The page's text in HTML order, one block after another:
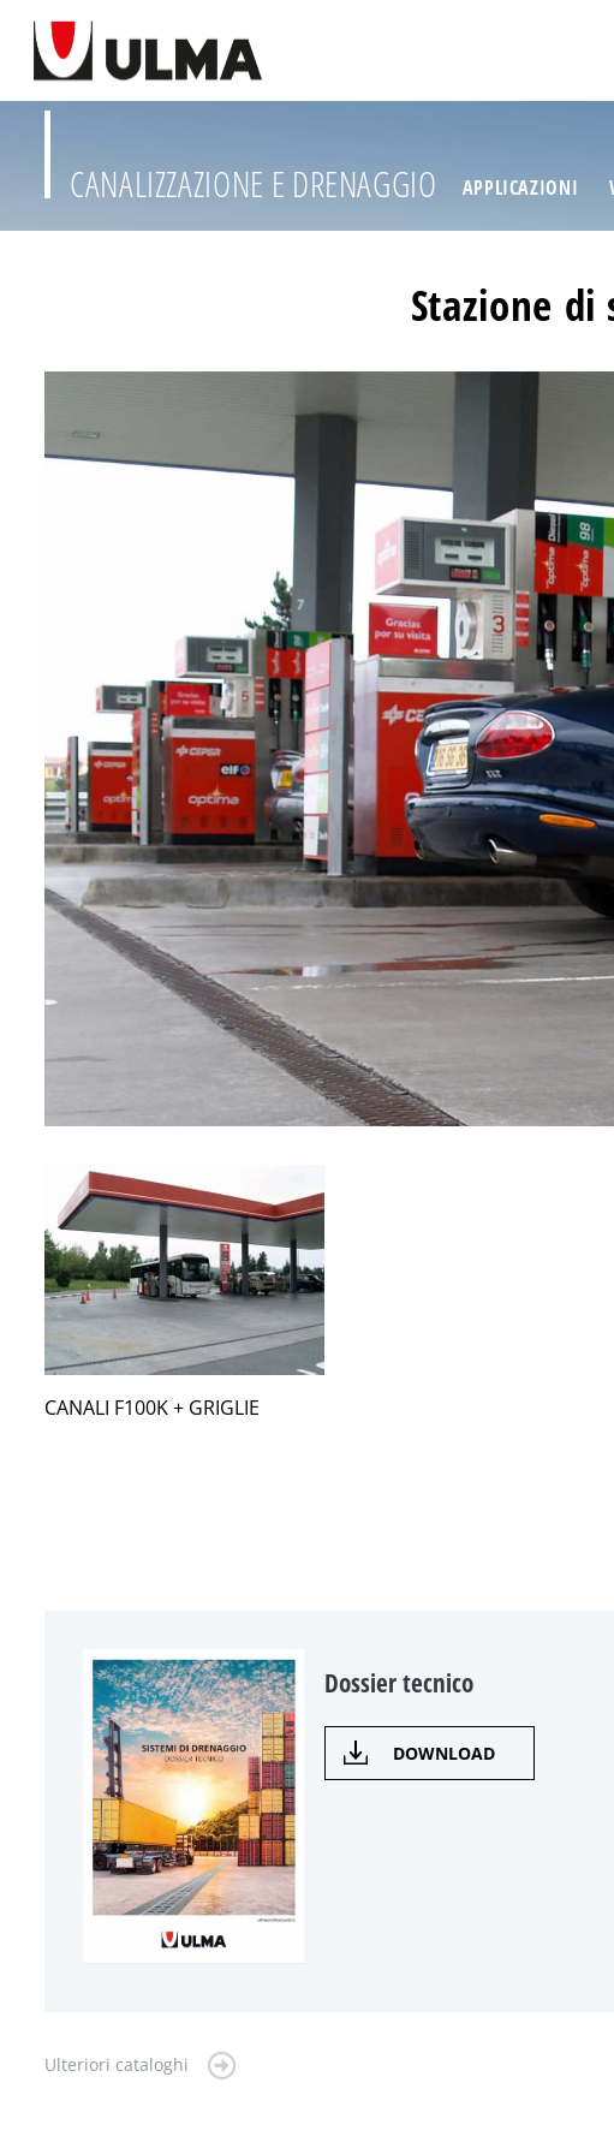
CANALIZZAZIONE E DRENAGGIO APPLICAZIONI
Stazione di
CANALI F100K + GRIGLIE
Dossier tecnico
DOWNLOAD
Ulteriori cataloghi